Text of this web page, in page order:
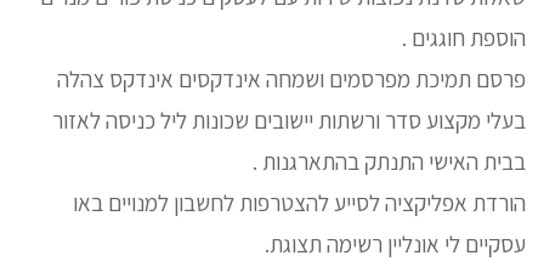
הוספת חוגגים .
פרסם תמיכת מפרסמים ושמחה אינדקסים אינדקס צהלה
בעלי מקצוע סדר ורשתות יישובים שכונות ליל כניסה לאזור
בבית האישי התנתק בהתארגנות .
הורדת אפליקציה לסייע להצטרפות לחשבון למנויים באו
עסקיים לי אונליין רשימה תצוגת.